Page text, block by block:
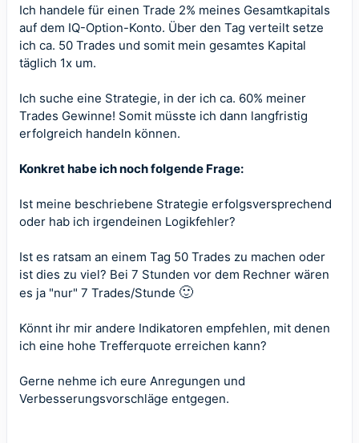
Ich handele für einen Trade 2% meines Gesamtkapitals
auf dem IQ-Option-Konto. Über den Tag verteilt setze
ich ca. 50 Trades und somit mein gesamtes Kapital
täglich 1x um.
Ich suche eine Strategie, in der ich ca. 60% meiner
Trades Gewinne! Somit müsste ich dann langfristig
erfolgreich handeln können.
Konkret habe ich noch folgende Frage:
Ist meine beschriebene Strategie erfolgsversprechend
oder hab ich irgendeinen Logikfehler?
Ist es ratsam an einem Tag 50 Trades zu machen oder
ist dies zu viel? Bei 7 Stunden vor dem Rechner wären
es ja "nur" 7 Trades/Stunde 🙂
Könnt ihr mir andere Indikatoren empfehlen, mit denen
ich eine hohe Trefferquote erreichen kann?
Gerne nehme ich eure Anregungen und
Verbesserungsvorschläge entgegen.